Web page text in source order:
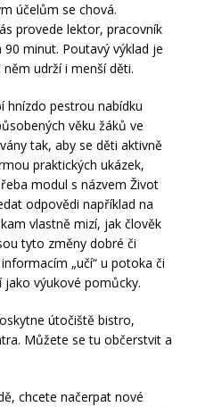
účelům se chová.
provede lektor, pracovník
minut. Poutavý výklad je
udrží i menší děti.
hnízdo pestrou nabídku
věku žáků ve
tak, aby se děti aktivně
praktických ukázek,
modul s názvem Život
odpovědi například na
vlastně mizí, jak člověk
tyto změny dobré či
„učí“ u potoka či
jako výukové pomůcky.
útočiště bistro,
Můžete se tu občerstvit a
chcete načerpat nové